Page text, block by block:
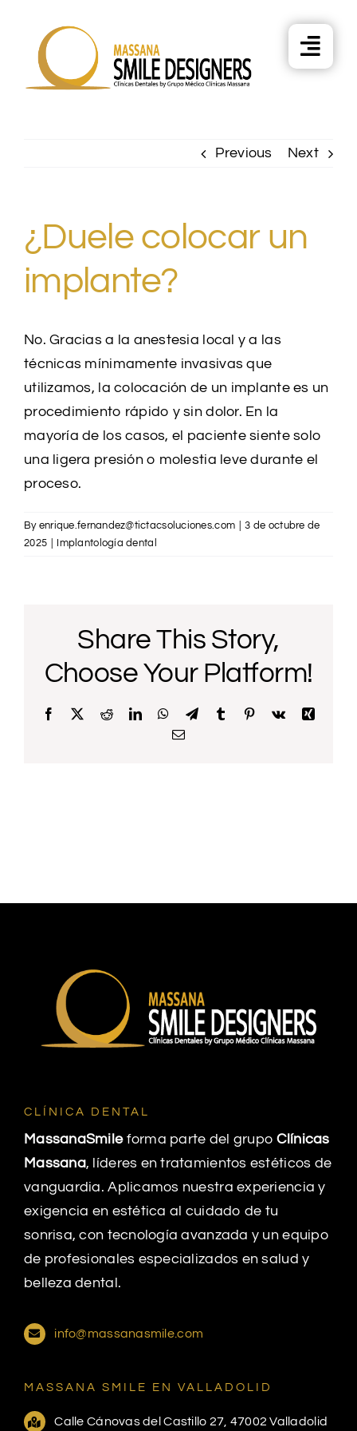
content
Previous Next
¿Duele colocar un
implante?
No. Gracias a la anestesia local y a las
técnicas mínimamente invasivas que
utilizamos, la colocación de un implante es un
procedimiento rápido y sin dolor. En la
mayoría de los casos, el paciente siente solo
una ligera presión o molestia leve durante el
proceso.
By enrique.fernandez@tictacsoluciones.com
3 de octubre de
2025
Implantología dental
Share This Story,
Choose Your Platform!
Facebook RedditLinkedInWhatsApp
TelegramTumblr Pinterest
Vk
Xing
Email
MASSANA SMILE EN VALLADOLID
Calle Cánovas del Castillo 27, 47002 Valladolid
CLÍNICA DENTAL
MassanaSmileforma parte del grupoClínicas
Massana, líderes en tratamientos estéticos de
vanguardia. Aplicamos nuestra experiencia y
exigencia en estética al cuidado de tu
sonrisa, con tecnología avanzada y un equipo
de profesionales especializados en salud y
belleza dental.
info@massanasmile.com